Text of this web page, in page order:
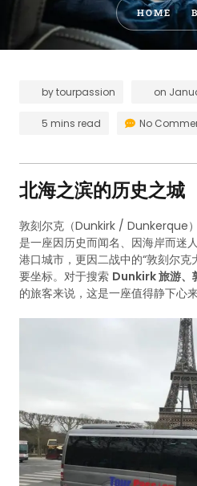
HOME
bytourpassion on
5 mins read No
北海之滨的历史之城
敦刻尔克（Dunkirk / Dunkerque
是一座因历史而闻名、因海岸而迷
港口城市，更因二战中的“敦刻尔
要坐标。对于搜索 Dunkirk 旅游、
的旅客来说，这是一座值得静下心